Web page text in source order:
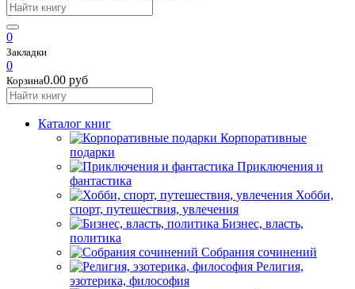
0
Закладки
0
Корзина0.00 руб
Каталог книг
Корпоративные
подарки
Приключения и
фантастика
Хобби,
спорт, путешествия, увлечения
Бизнес, власть,
политика
Собрания сочинений
Религия,
эзотерика, философия